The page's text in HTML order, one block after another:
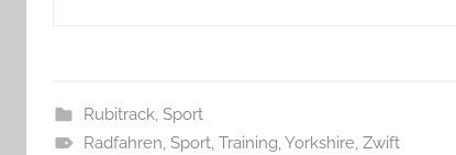
Rubitrack, Sport
Radfahren, Sport, Training,Yorkshire, Zwift